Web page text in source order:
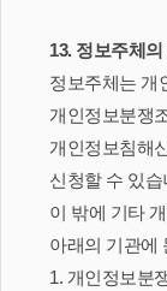
13. 정보주체
정보주체는 개
개인정보분쟁
개인정보침해
신청할 수 있습
이 밖에 기타
아래의 기관에
1. 개인정보분